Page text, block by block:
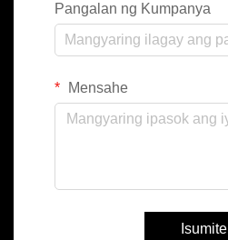
Pangalan ng Kumpanya
Mensahe
Isumite